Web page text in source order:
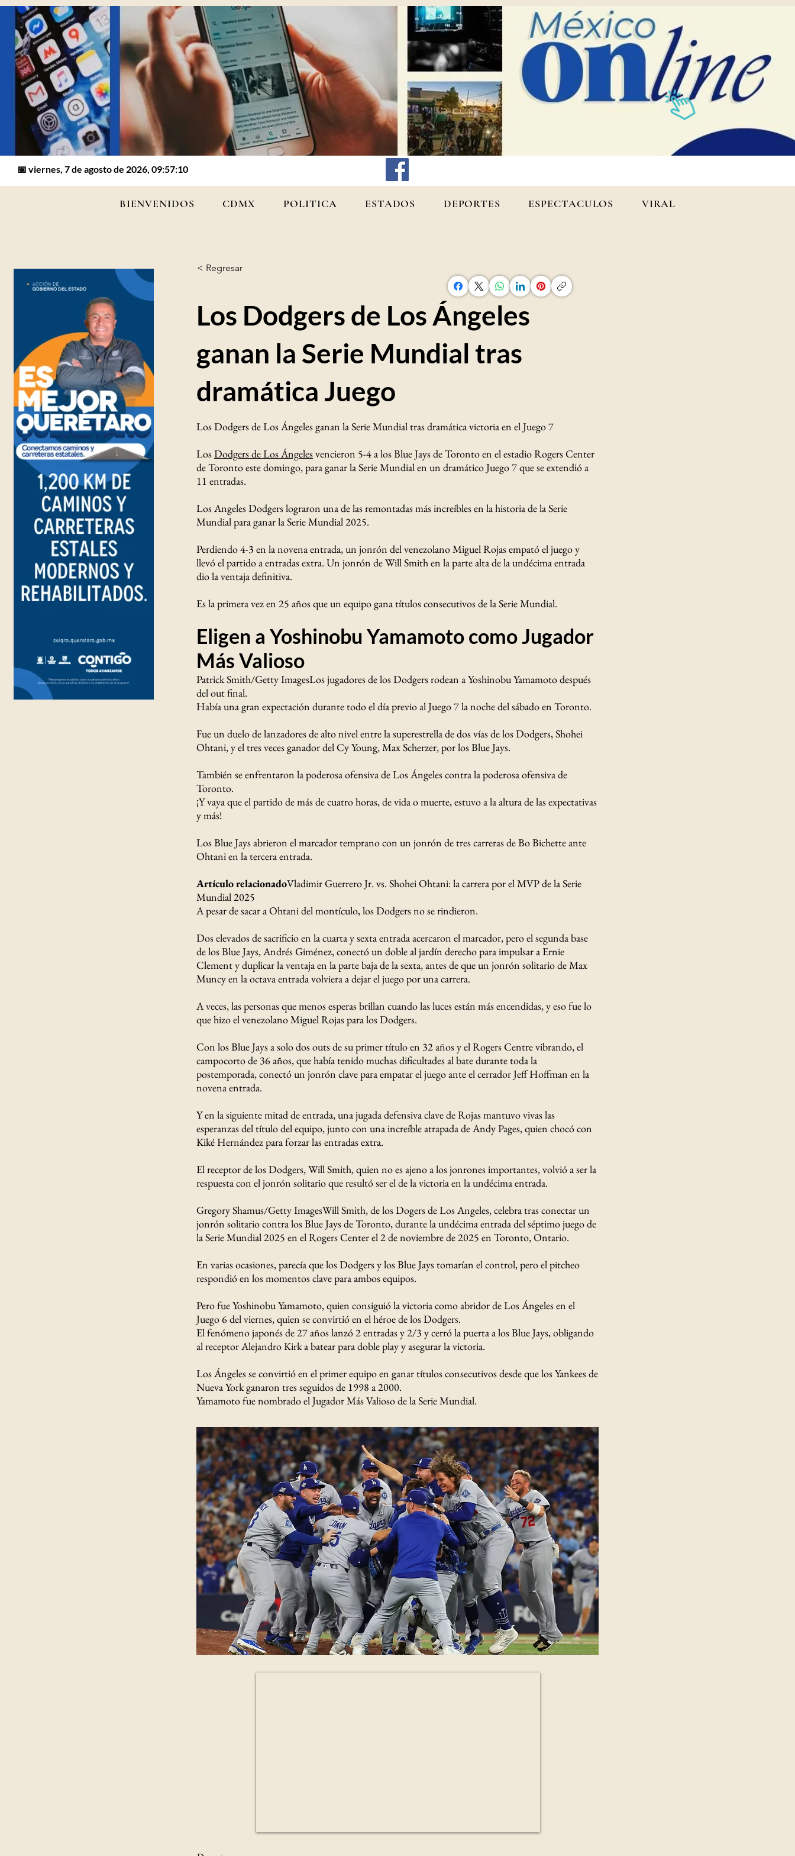
📅 viernes, 7 de agosto de 2026, 09:57:10
BIENVENIDOS CDMX POLITICA ESTADOS DEPORTES ESPECTACULOS VIRAL
< Regresar
Los Dodgers de Los Ángeles
ganan la Serie Mundial tras
dramática Juego
Los Dodgers de Los Ángeles ganan la Serie Mundial tras dramática victoria en el Juego 7
LosDodgers de Los Ángelesvencieron 5-4 a los Blue Jays de Toronto en el estadio Rogers Center
de Toronto este domingo, para ganar la Serie Mundial en un dramático Juego 7 que se extendió a
11 entradas.
Los Angeles Dodgers lograron una de las remontadas más increíbles en la historia de la Serie
Mundial para ganar la Serie Mundial 2025.
Perdiendo 4-3 en la novena entrada, un jonrón del venezolano Miguel Rojas empató el juego y
llevó el partido a entradas extra. Un jonrón de Will Smith en la parte alta de la undécima entrada
dio la ventaja definitiva.
Es la primera vez en 25 años que un equipo gana títulos consecutivos de la Serie Mundial.
Eligen a Yoshinobu Yamamoto como Jugador
Más Valioso
Patrick Smith/Getty ImagesLos jugadores de los Dodgers rodean a Yoshinobu Yamamoto después
del out final.
Había una gran expectación durante todo el día previo al Juego 7 la noche del sábado en Toronto.
Fue un duelo de lanzadores de alto nivel entre la superestrella de dos vías de los Dodgers, Shohei
Ohtani, y el tres veces ganador del Cy Young, Max Scherzer, por los Blue Jays.
También se enfrentaron la poderosa ofensiva de Los Ángeles contra la poderosa ofensiva de
Toronto.
¡Y vaya que el partido de más de cuatro horas, de vida o muerte, estuvo a la altura de las expectativas
y más!
Los Blue Jays abrieron el marcador temprano con un jonrón de tres carreras de Bo Bichette ante
Ohtani en la tercera entrada.
Artículo relacionadoVladimir Guerrero Jr. vs. Shohei Ohtani: la carrera por el MVP de la Serie
Mundial 2025
A pesar de sacar a Ohtani del montículo, los Dodgers no se rindieron.
Dos elevados de sacrificio en la cuarta y sexta entrada acercaron el marcador, pero el segunda base
de los Blue Jays, Andrés Giménez, conectó un doble al jardín derecho para impulsar a Ernie
Clement y duplicar la ventaja en la parte baja de la sexta, antes de que un jonrón solitario de Max
Muncy en la octava entrada volviera a dejar el juego por una carrera.
A veces, las personas que menos esperas brillan cuando las luces están más encendidas, y eso fue lo
que hizo el venezolano Miguel Rojas para los Dodgers.
Con los Blue Jays a solo dos outs de su primer título en 32 años y el Rogers Centre vibrando, el
campocorto de 36 años, que había tenido muchas dificultades al bate durante toda la
postemporada, conectó un jonrón clave para empatar el juego ante el cerrador Jeff Hoffman en la
novena entrada.
Y en la siguiente mitad de entrada, una jugada defensiva clave de Rojas mantuvo vivas las
esperanzas del título del equipo, junto con una increíble atrapada de Andy Pages, quien chocó con
Kiké Hernández para forzar las entradas extra.
El receptor de los Dodgers, Will Smith, quien no es ajeno a los jonrones importantes, volvió a ser la
respuesta con el jonrón solitario que resultó ser el de la victoria en la undécima entrada.
Gregory Shamus/Getty ImagesWill Smith, de los Dogers de Los Angeles, celebra tras conectar un
jonrón solitario contra los Blue Jays de Toronto, durante la undécima entrada del séptimo juego de
la Serie Mundial 2025 en el Rogers Center el 2 de noviembre de 2025 en Toronto, Ontario.
En varias ocasiones, parecía que los Dodgers y los Blue Jays tomarían el control, pero el pitcheo
respondió en los momentos clave para ambos equipos.
Pero fue Yoshinobu Yamamoto, quien consiguió la victoria como abridor de Los Ángeles en el
Juego 6 del viernes, quien se convirtió en el héroe de los Dodgers.
El fenómeno japonés de 27 años lanzó 2 entradas y 2/3 y cerró la puerta a los Blue Jays, obligando
al receptor Alejandro Kirk a batear para doble play y asegurar la victoria.
Los Ángeles se convirtió en el primer equipo en ganar títulos consecutivos desde que los Yankees de
Nueva York ganaron tres seguidos de 1998 a 2000.
Yamamoto fue nombrado el Jugador Más Valioso de la Serie Mundial.